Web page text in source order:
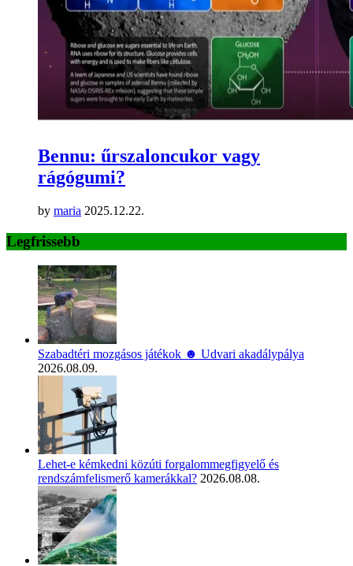
Bennu: űrszaloncukor vagy
rágógumi?
by maria 2025.12.22.
Legfrissebb
Szabadtéri mozgásos játékok ☻ Udvari akadálypálya
2026.08.09.
Lehet-e kémkedni közúti forgalommegfigyelő és
rendszámfelismerő kamerákkal? 2026.08.08.